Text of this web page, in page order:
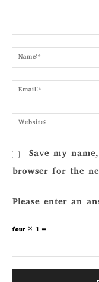
Save my
browser for the
Please enter an
four × 1 =